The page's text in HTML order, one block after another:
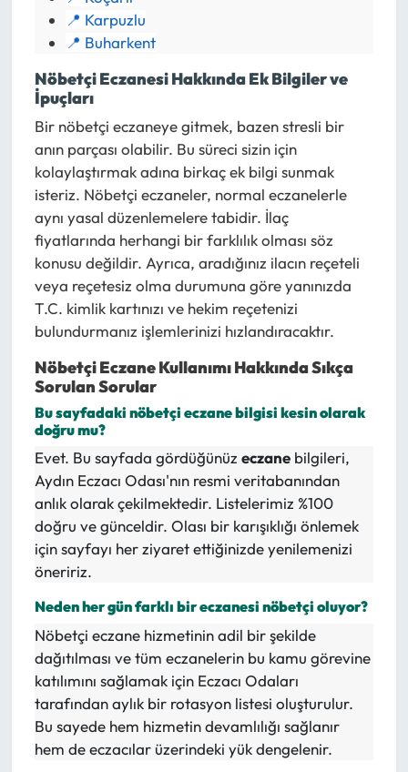
📍 Karpuzlu
📍 Buharkent
Nöbetçi Eczanesi Hakkında Ek Bilgiler ve
İpuçları
Bir nöbetçi eczaneye gitmek, bazen stresli bir
anın parçası olabilir. Bu süreci sizin için
kolaylaştırmak adına birkaç ek bilgi sunmak
isteriz. Nöbetçi eczaneler, normal eczanelerle
aynı yasal düzenlemelere tabidir. İlaç
fiyatlarında herhangi bir farklılık olması söz
konusu değildir. Ayrıca, aradığınız ilacın reçeteli
veya reçetesiz olma durumuna göre yanınızda
T.C. kimlik kartınızı ve hekim reçetenizi
bulundurmanız işlemlerinizi hızlandıracaktır.
Nöbetçi Eczane Kullanımı Hakkında Sıkça
Sorulan Sorular
Bu sayfadaki nöbetçi eczane bilgisi kesin olarak
doğru mu?
Evet. Bu sayfada gördüğünüzeczane bilgileri,
Aydın Eczacı Odası'nın resmi veritabanından
anlık olarak çekilmektedir. Listelerimiz %100
doğru ve günceldir. Olası bir karışıklığı önlemek
için sayfayı her ziyaret ettiğinizde yenilemenizi
öneririz.
Neden her gün farklı bir eczanesi nöbetçi oluyor?
Nöbetçi eczane hizmetinin adil bir şekilde
dağıtılması ve tüm eczanelerin bu kamu görevine
katılımını sağlamak için Eczacı Odaları
tarafından aylık bir rotasyon listesi oluşturulur.
Bu sayede hem hizmetin devamlılığı sağlanır
hem de eczacılar üzerindeki yük dengelenir.